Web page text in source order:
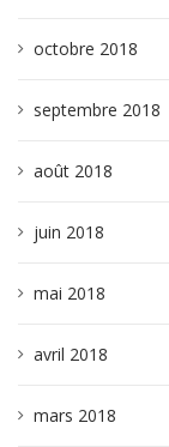
octobre 2018
septembre 2018
août 2018
juin 2018
mai 2018
avril 2018
mars 2018